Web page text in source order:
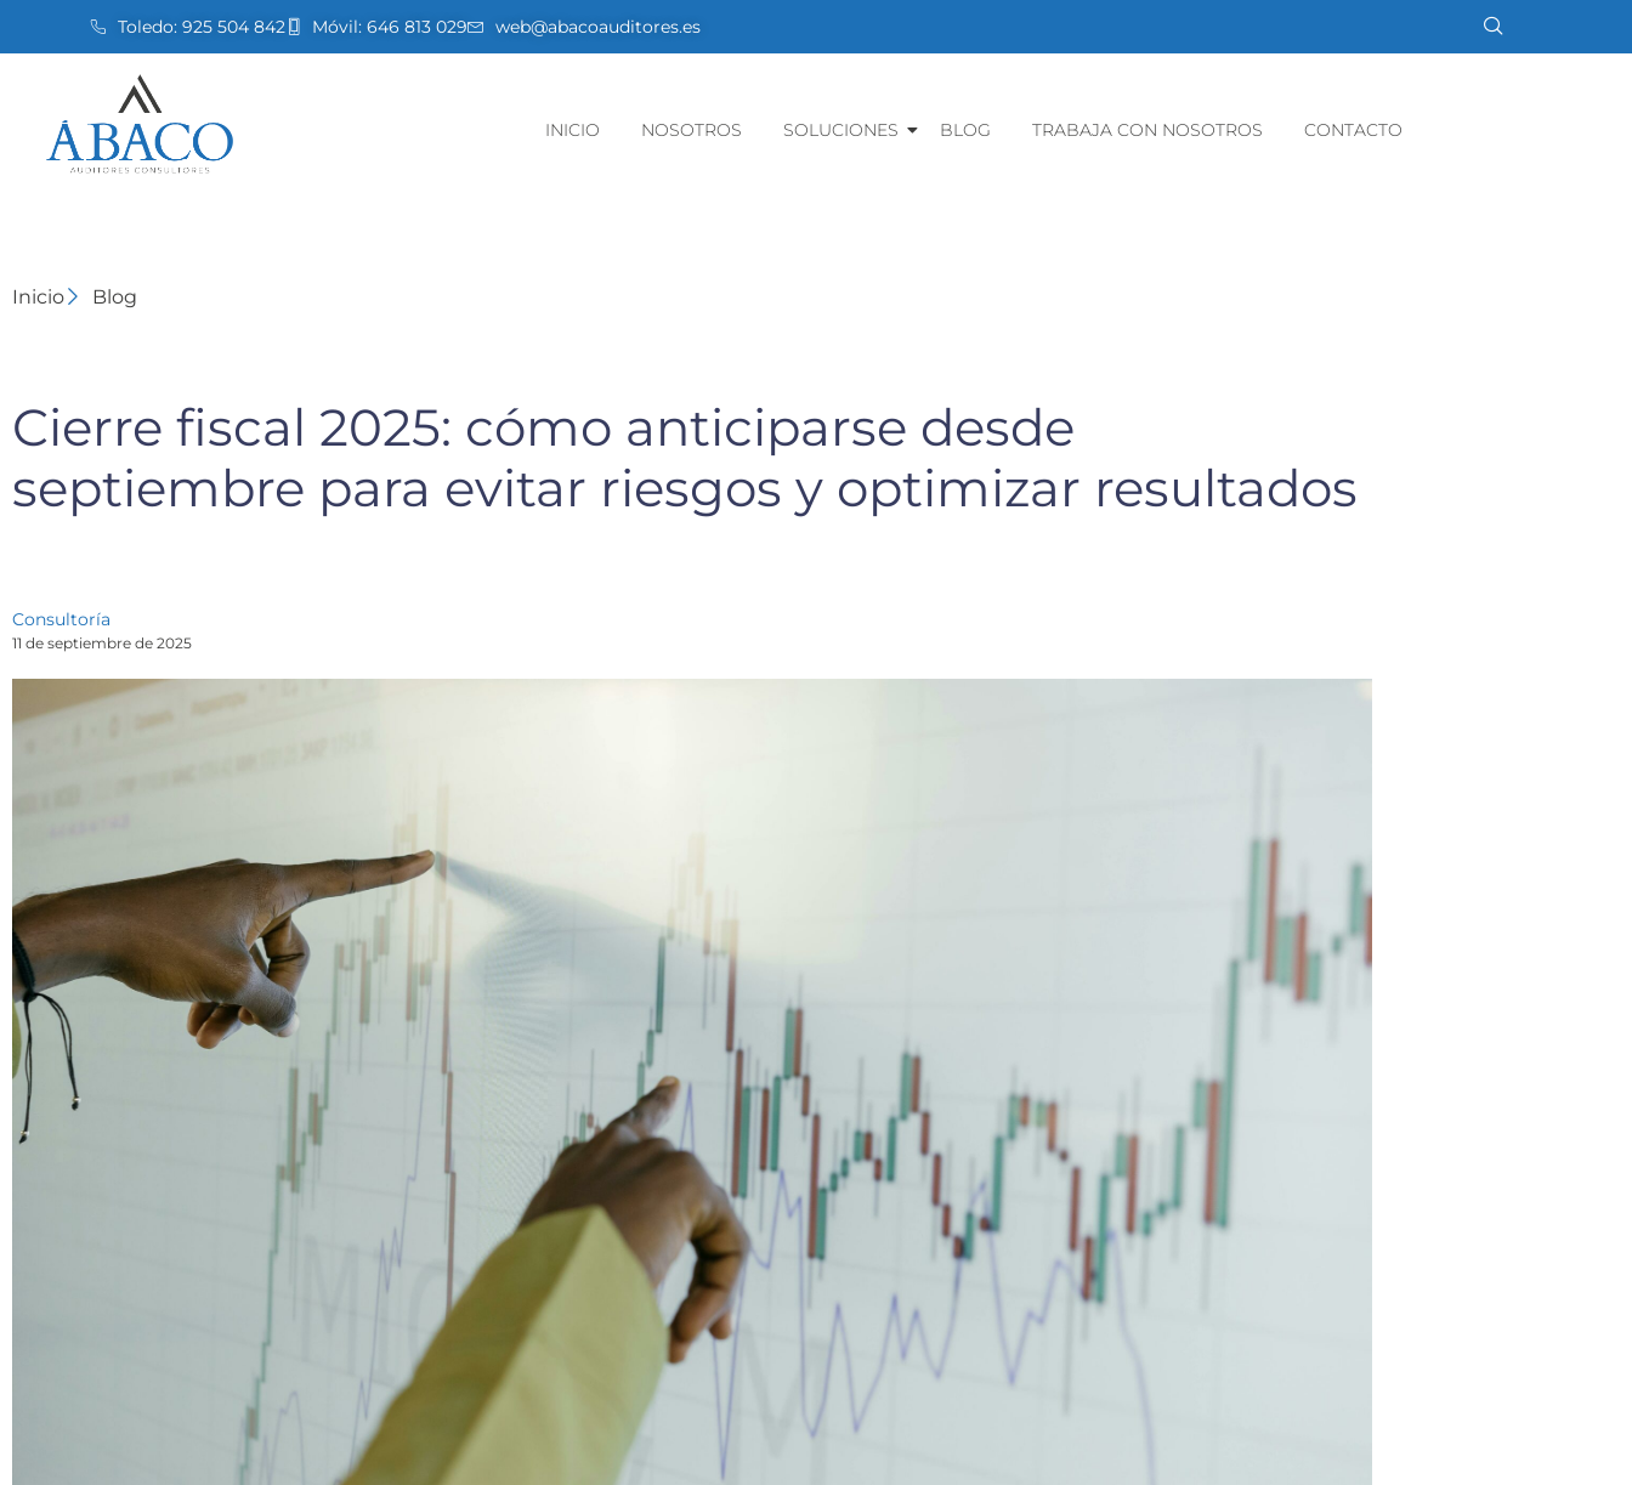
Toledo: 925 504 842 Móvil: 646 813 029 web@abacoauditores.es
INICIO NOSOTROS SOLUCIONES BLOG TRABAJA CON NOSOTROS CONTACTO
Inicio Blog
Cierre fiscal 2025: cómo anticiparse desde
septiembre para evitar riesgos y optimizar resultados
Consultoría
11 de septiembre de 2025